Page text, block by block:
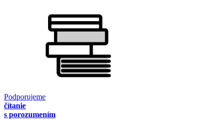
Podporujeme
čítanie
s porozumením